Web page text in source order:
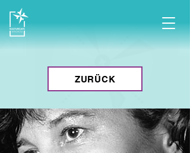
ZURÜCK